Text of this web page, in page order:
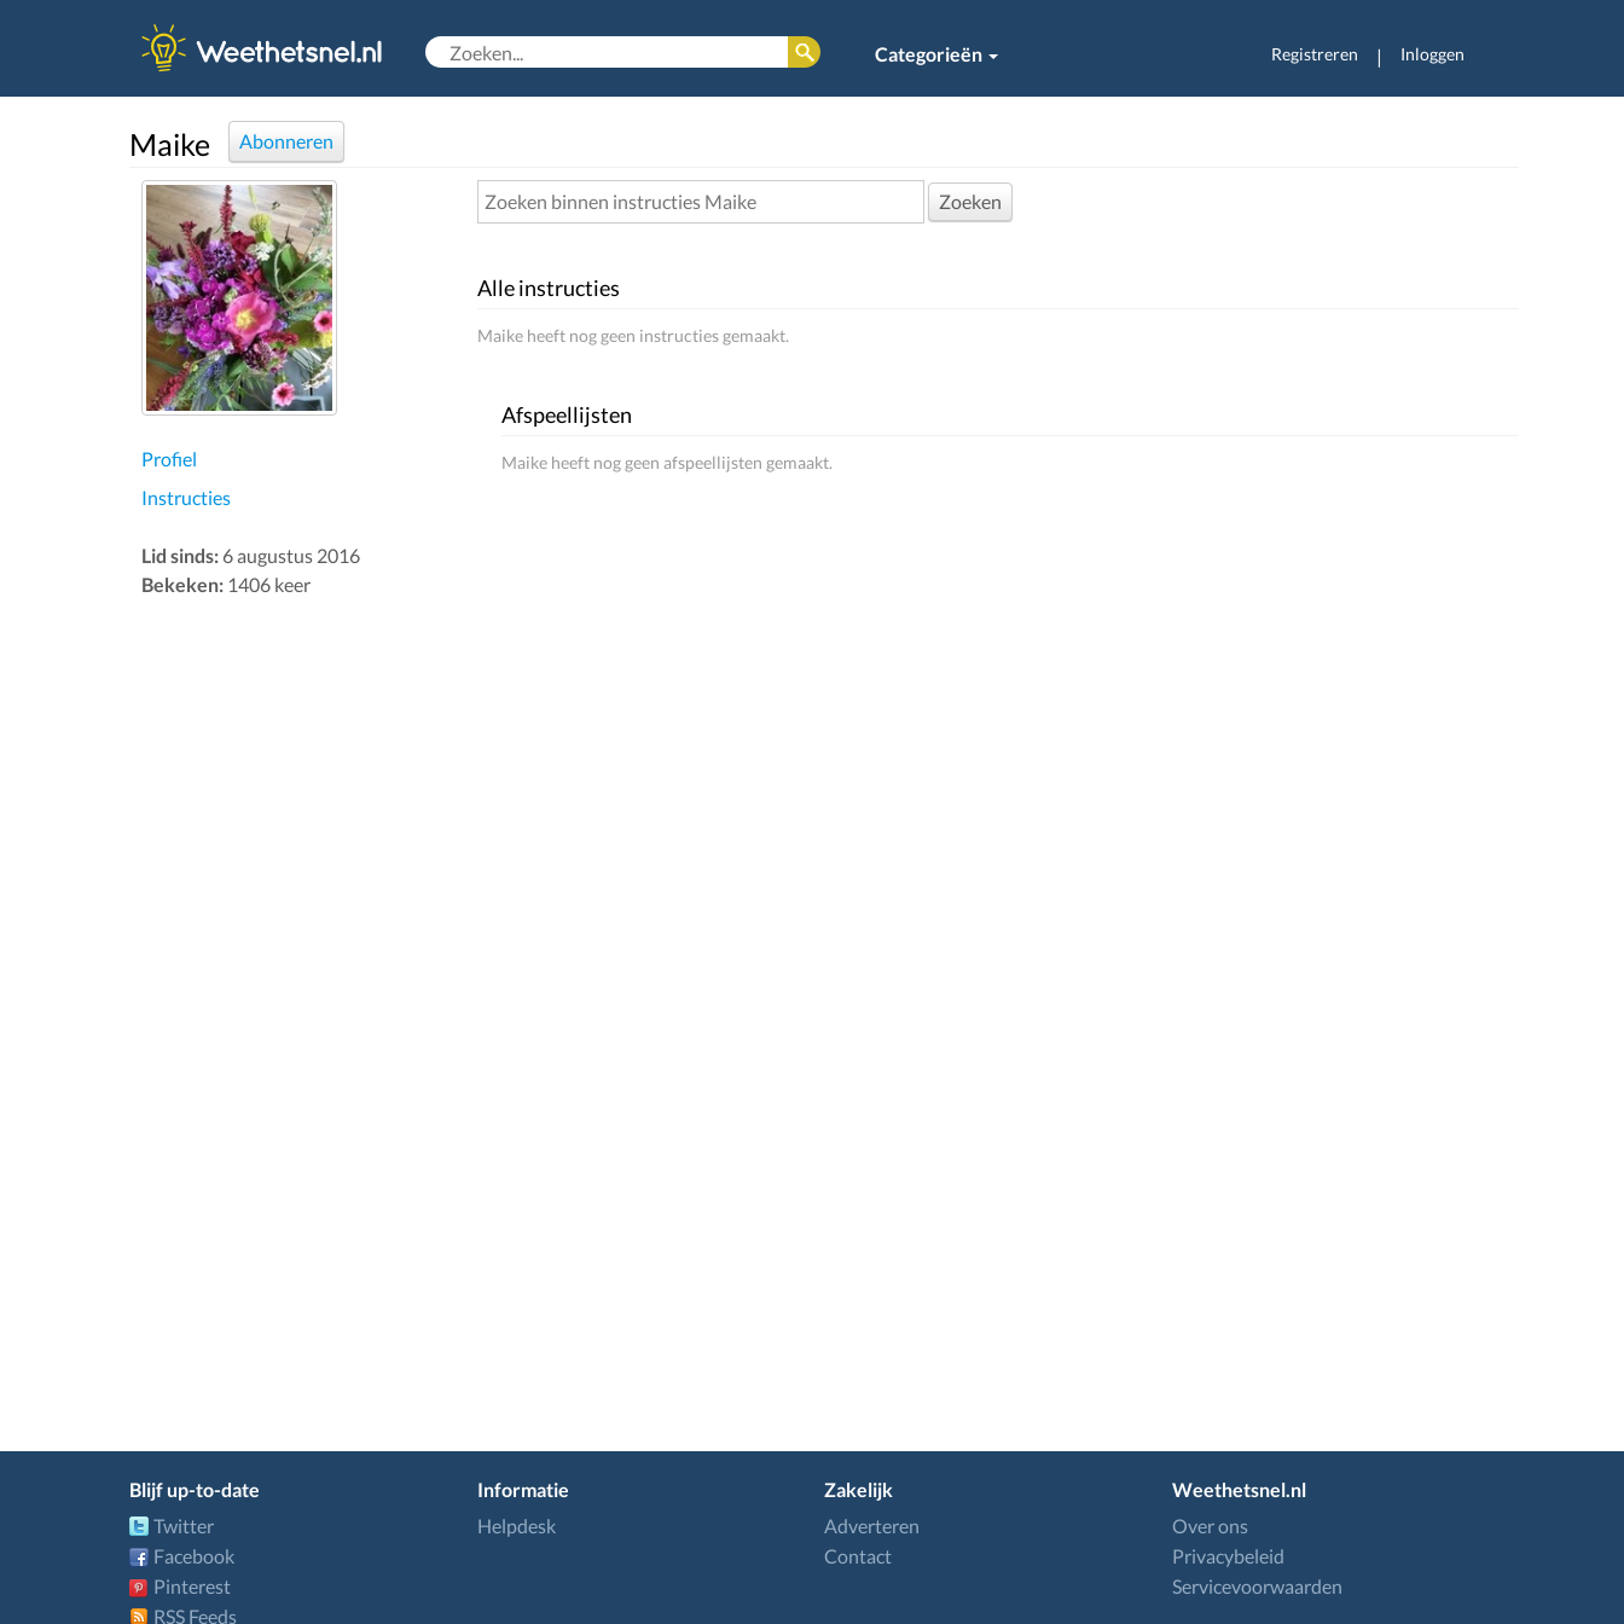
Categorieën Registreren | Inloggen
Maike Abonneren
Profiel
Instructies
Lid sinds: 6 augustus 2016
Bekeken: 1406 keer
Zoeken
Alle instructies
Maike heeft nog geen instructies gemaakt.
Afspeellijsten
Maike heeft nog geen afspeellijsten gemaakt.
Blijf up-to-date
Twitter
Facebook
Pinterest
RSS Feeds
Informatie
Helpdesk
Zakelijk
Adverteren
Contact
Weethetsnel.nl
Over ons
Privacybeleid
Servicevoorwaarden